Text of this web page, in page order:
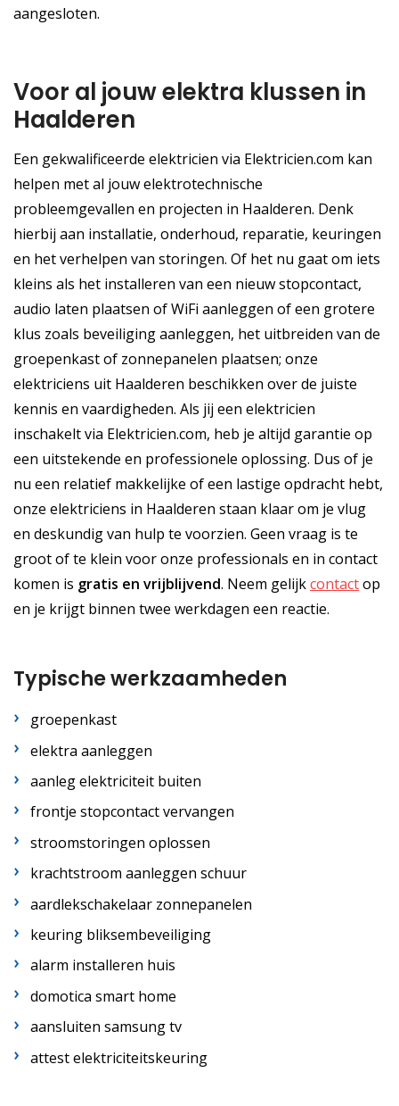
aangesloten.
Voor al jouw elektra klussen in
Haalderen
Een gekwalificeerde elektricien via Elektricien.com kan
helpen met al jouw elektrotechnische
probleemgevallen en projecten in Haalderen. Denk
hierbij aan installatie, onderhoud, reparatie, keuringen
en het verhelpen van storingen. Of het nu gaat om iets
kleins als het installeren van een nieuw stopcontact,
audio laten plaatsen of WiFi aanleggen of een grotere
klus zoals beveiliging aanleggen, het uitbreiden van de
groepenkast of zonnepanelen plaatsen; onze
elektriciens uit Haalderen beschikken over de juiste
kennis en vaardigheden. Als jij een elektricien
inschakelt via Elektricien.com, heb je altijd garantie op
een uitstekende en professionele oplossing. Dus of je
nu een relatief makkelijke of een lastige opdracht hebt,
onze elektriciens in Haalderen staan klaar om je vlug
en deskundig van hulp te voorzien. Geen vraag is te
groot of te klein voor onze professionals en in contact
komen is gratis en vrijblijvend. Neem gelijkcontactop
en je krijgt binnen twee werkdagen een reactie.
Typische werkzaamheden
groepenkast
elektra aanleggen
aanleg elektriciteit buiten
frontje stopcontact vervangen
stroomstoringen oplossen
krachtstroom aanleggen schuur
aardlekschakelaar zonnepanelen
keuring bliksembeveiliging
alarm installeren huis
domotica smart home
aansluiten samsung tv
attest elektriciteitskeuring